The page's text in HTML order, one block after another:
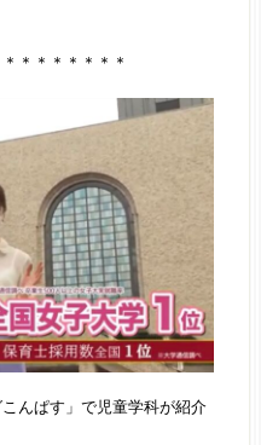
＊＊＊＊＊＊＊
んぱす」で児童学科が紹介